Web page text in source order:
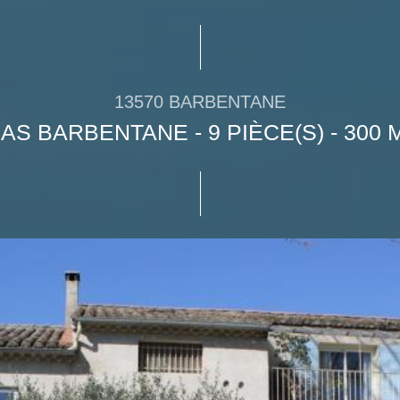
13570 BARBENTANE
BARBENTANE - 9 PIÈCE(S) - 300